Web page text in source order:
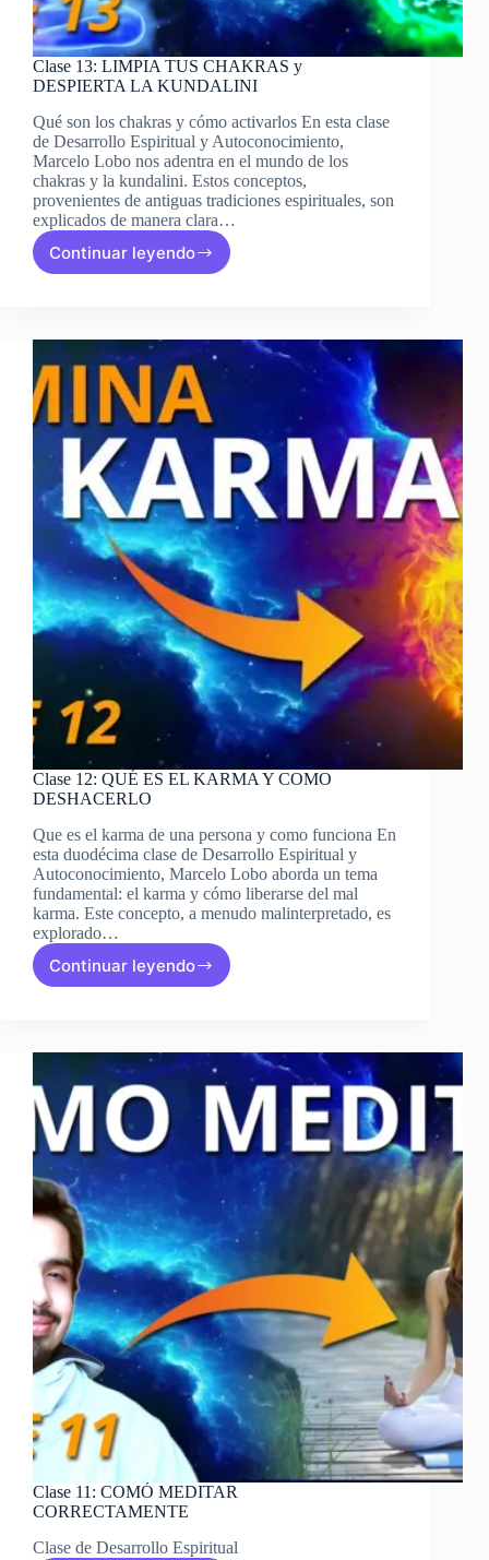
Clase 13: LIMPIA TUS CHAKRAS y
DESPIERTA LA KUNDALINI
Qué son los chakras y cómo activarlos En esta clase
de Desarrollo Espiritual y Autoconocimiento,
Marcelo Lobo nos adentra en el mundo de los
chakras y la kundalini. Estos conceptos,
provenientes de antiguas tradiciones espirituales, son
explicados de manera clara…
Continuar leyendo
Clase
CHAKRAS
y
DESPIERTA
LA
KUNDALINI
Clase 12: QUÉ ES EL KARMA Y COMO
DESHACERLO
Que es el karma de una persona y como funciona En
esta duodécima clase de Desarrollo Espiritual y
Autoconocimiento, Marcelo Lobo aborda un tema
fundamental: el karma y cómo liberarse del mal
karma. Este concepto, a menudo malinterpretado, es
explorado…
Continuar leyendo
Clase
EL
KARMA
Y
COMO
DESHACERLO
Clase 11: COMÓ MEDITAR
CORRECTAMENTE
Clase de Desarrollo Espiritual